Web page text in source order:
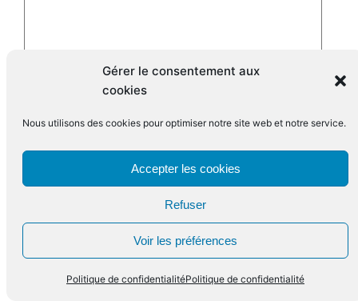
Gérer le consentement aux
cookies
Nous utilisons des cookies pour optimiser notre site web et notre service.
Accepter les cookies
Refuser
Voir les préférences
Politique de confidentialitéPolitique de confidentialité
Nom*
Prévenez-moi par e-mail en cas de
réponse à mon commentaire.